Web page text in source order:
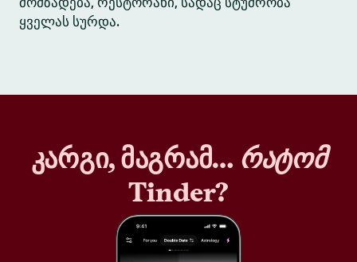
ყველას სურდა.
კარგი, მაგრამ… რატომ
Tinder?